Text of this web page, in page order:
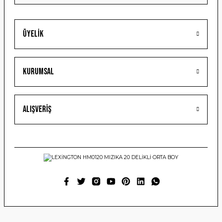
Gönder
Üyelik
Kurumsal
Alışveriş